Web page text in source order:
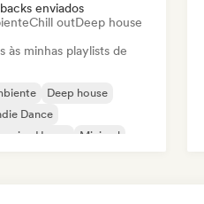
enviados
Chill outDeep house
às minhas playlists de
Deep house
Dance
House
Minimal